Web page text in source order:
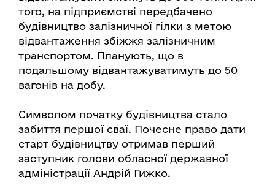
того, на підприємстві передбачено
будівництво залізничної гілки з метою
відвантаження збіжжя залізничним
транспортом. Планують, що в
подальшому відвантажуватимуть до 50
вагонів на добу.
Символом початку будівництва стало
забиття першої сваї. Почесне право дати
старт будівництву отримав перший
заступник голови обласної державної
адміністрації Андрій Гижко.